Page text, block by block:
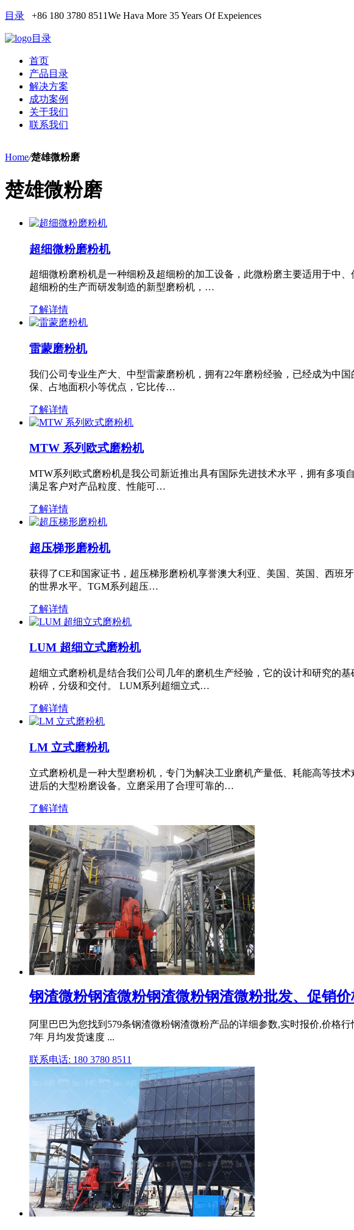
目录 +86 180 3780 8511We Hava More 35 Years Of Expeiences
目录
首页
产品目录
解决方案
成功案例
关于我们
联系我们
Home/楚雄微粉磨
楚雄微粉磨
超细微粉磨粉机
超细微粉磨粉机是一种细粉及超细粉的加工设备，此微粉磨主要适用于中
超细粉的生产而研发制造的新型磨粉机，…
了解详情
雷蒙磨粉机
我们公司专业生产大、中型雷蒙磨粉机，拥有22年磨粉经验，已经成为中
保、占地面积小等优点，它比传…
了解详情
MTW 系列欧式磨粉机
MTW系列欧式磨粉机是我公司新近推出具有国际先进技术水平，拥有多
满足客户对产品粒度、性能可…
了解详情
超压梯形磨粉机
获得了CE和国家证书，超压梯形磨粉机享誉澳大利亚、美国、英国、西
的世界水平。TGM系列超压…
了解详情
LUM 超细立式磨粉机
超细立式磨粉机是结合我们公司几年的磨机生产经验，它的设计和研究的
粉碎，分级和交付。 LUM系列超细立式…
了解详情
LM 立式磨粉机
立式磨粉机是一种大型磨粉机，专门为解决工业磨机产量低、耗能高等技
进后的大型粉磨设备。立磨采用了合理可靠的…
了解详情
钢渣微粉钢渣微粉钢渣微粉钢渣微粉批发、促销价
阿里巴巴为您找到579条钢渣微粉钢渣微粉产品的详细参数,实时报价,价格
7年 月均发货速度 ...
联系电话: 180 3780 8511